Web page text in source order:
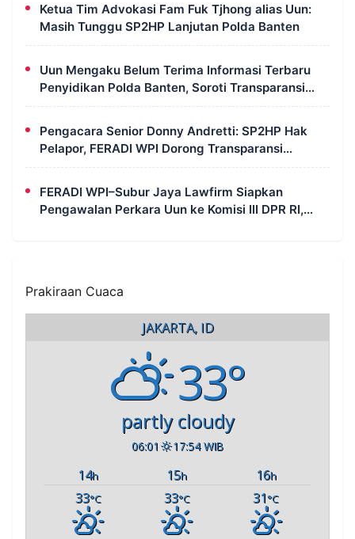
Ketua Tim Advokasi Fam Fuk Tjhong alias Uun:
Masih Tunggu SP2HP Lanjutan Polda Banten
Uun Mengaku Belum Terima Informasi Terbaru
Penyidikan Polda Banten, Soroti Transparansi
Perkara
Pengacara Senior Donny Andretti: SP2HP Hak
Pelapor, FERADI WPI Dorong Transparansi
Perkara Uun
FERADI WPI–Subur Jaya Lawfirm Siapkan
Pengawalan Perkara Uun ke Komisi III DPR RI,
Prakiraan Cuaca
JAKARTA, ID
33°
partly cloudy
06:01 17:54 WIB
14h 15h 16h
33°C 33°C 31°C